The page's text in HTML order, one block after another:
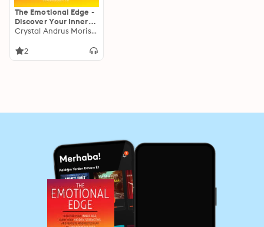
The Emotional Edge -
Discover Your Inner
Age, Ignite Your
and Reroute
Crystal Andrus Morissette
2